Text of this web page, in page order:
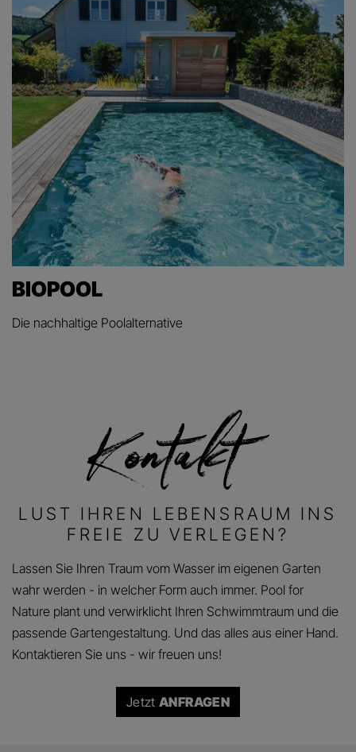
BIOPOOL
Die nachhaltige Poolalternative
LUST IHREN LEBENSRAUM INS
FREIE ZU VERLEGEN?
Lassen Sie Ihren Traum vom Wasser im eigenen Garten
wahr werden - in welcher Form auch immer. Pool for
Nature plant und verwirklicht Ihren Schwimmtraum und die
passende Gartengestaltung. Und das alles aus einer Hand.
Kontaktieren Sie uns - wir freuen uns!
Jetzt ANFRAGEN